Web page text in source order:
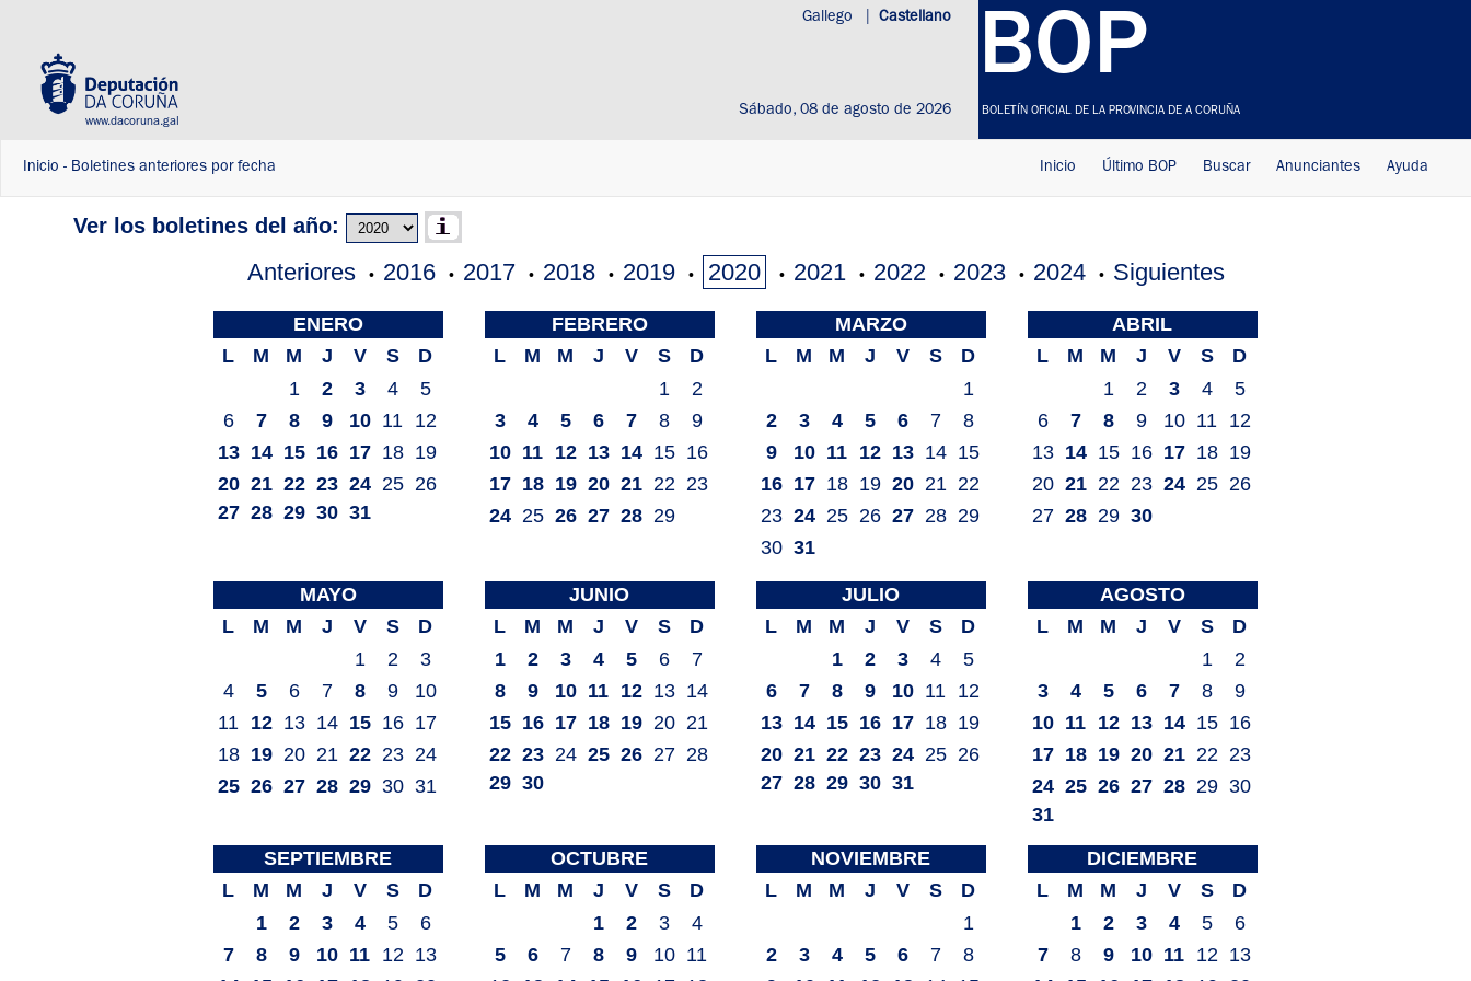
www.dacoruna.gal
Castellano
Gallego
Sábado, 08 de agosto de 2026
BOP
BOLETÍN OFICIAL DE LA PROVINCIA DE A CORUÑA
Inicio - Boletines anteriores por fecha Ayuda
Anunciantes
Buscar
Último BOP
Inicio
Ver los boletines del año:
Anteriores• 2016• 2017 • 2018• 2019• 2020 • 2021• 2022• 2023• 2024• Siguientes
ENERO
L
M M J V S
D
1
2 3 4
5
6
7 8 9 10 11
12
13 14 15 16 17 18 19
20 21 22 23 24 25 26
27 28 29 30 31
FEBRERO
L
M M J V S
D
1
2
3
4 5 6 7 8
9
10 11 12 13 14 15 16
17 18 19 20 21 22 23
24 25 26 27 28 29
MARZO
L
M M J V S
D
1
2
3 4 5 6 7
8
9
10 11 12 13 14 15
16 17 18 19 20 21 22
23 24 25 26 27 28 29
30 31
ABRIL
L
M M J V S
D
1
2 3 4
5
6
7 8 9 10 11
12
13 14 15 16 17 18 19
20 21 22 23 24 25 26
27 28 29 30
MAYO
L
M M J V S
D
1
2
3
4
5 6 7 8 9
10
11
12 13 14 15 16 17
18 19 20 21 22 23 24
25 26 27 28 29 30 31
JUNIO
L
M M J V S
D
1
2 3 4 5 6
7
8
9 10 11 12 13 14
15 16 17 18 19 20 21
22 23 24 25 26 27 28
29 30
JULIO
L
M M J V S
D
1
2 3 4
5
6
7 8 9 10 11
12
13 14 15 16 17 18 19
20 21 22 23 24 25 26
27 28 29 30 31
AGOSTO
L
M M J V S
D
1
2
3
4 5 6 7 8
9
10 11 12 13 14 15 16
17 18 19 20 21 22 23
24 25 26 27 28 29 30
31
SEPTIEMBRE
L
M M J V S
D
1
2 3 4 5
6
7
8 9 10 11 12 13
OCTUBRE
L
M M J V S
D
1
2 3
4
5
6 7 8 9 10 11
NOVIEMBRE
L
M M J V S
D
1
2
3 4 5 6 7
8
DICIEMBRE
L
M M J V S
D
1
2 3 4 5
6
7
8 9 10 11 12 13